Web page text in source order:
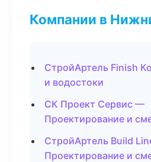
Компании в
СтройАртель Finish
и водостоки
СК Проект Сервис —
Проектирование и
СтройАртель Build
Проектирование и